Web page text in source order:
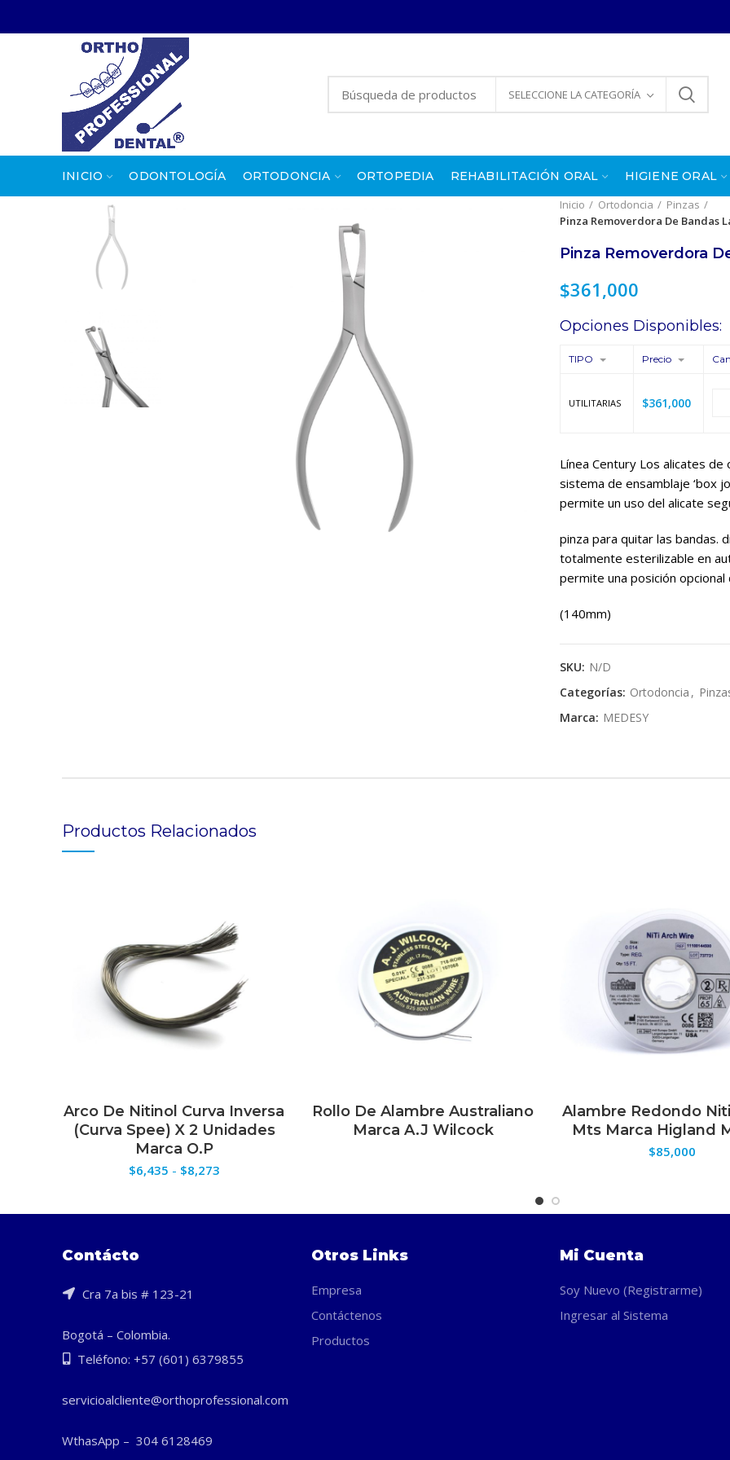
SELECCIONE LA CATEGORÍA
INICIO ODONTOLOGÍA ORTODONCIA ORTOPEDIA REHABILITACIÓN ORAL HIGIENE ORAL
Inicio
Ortodoncia
Pinzas
Pinza Removerdora De Bandas
Pinza Removerdora
$361,000
Opciones Disponibles:
TIPO Precio
UTILITARIAS $361,000
Línea Century Los alicates
sistema de ensamblaje ‘box
permite un uso del alicate
pinza para quitar las bandas.
totalmente esterilizable en
permite una posición
(140mm)
SKU: N/D
Categorías: Ortodoncia ,
Marca: MEDESY
Productos Relacionados
SELECCIONAR OPCIONES
Arco De Nitinol Curva Inversa
(Curva Spee) X 2 Unidades
Marca O.P
$6,435 - $8,273Rango
desde
LEER MÁS
Rollo De Alambre Australiano
Marca A.J Wilcock
SELECCIONAR
Alambre Redondo
Mts Marca Higland
$85,000
Contácto
Cra 7a bis # 123-21
Bogotá – Colombia.
Teléfono: +57 (601) 6379855
servicioalcliente@orthoprofessional.com
WthasApp – 304 6128469
Otros Links
Empresa
Contáctenos
Productos
Mi Cuenta
Soy Nuevo (Registrarme)
Ingresar al Sistema